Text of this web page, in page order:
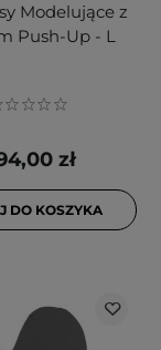
Modelujące z
Push-Up - L
zł
DO KOSZYKA